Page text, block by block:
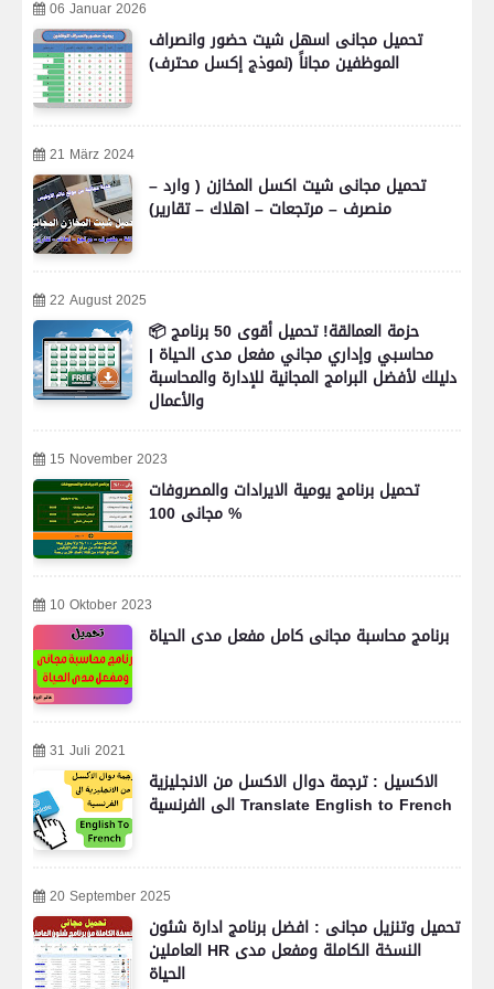
06 Januar 2026
تحميل مجانى اسهل شيت حضور وانصراف
الموظفين مجاناً (نموذج إكسل محترف)
21 März 2024
تحميل مجانى شيت اكسل المخازن ( وارد –
منصرف – مرتجعات – اهلاك – تقارير)
22 August 2025
📦 حزمة العمالقة! تحميل أقوى 50 برنامج
محاسبي وإداري مجاني مفعل مدى الحياة |
دليلك لأفضل البرامج المجانية للإدارة والمحاسبة
والأعمال
15 November 2023
تحميل برنامج يومية الايرادات والمصروفات
مجانى 100 %
10 Oktober 2023
برنامج محاسبة مجانى كامل مفعل مدى الحياة
31 Juli 2021
الاكسيل : ترجمة دوال الاكسل من الانجليزية
الى الفرنسية Translate English to French
20 September 2025
تحميل وتنزيل مجانى : افضل برنامج ادارة شئون
العاملين HR النسخة الكاملة ومفعل مدى
الحياة